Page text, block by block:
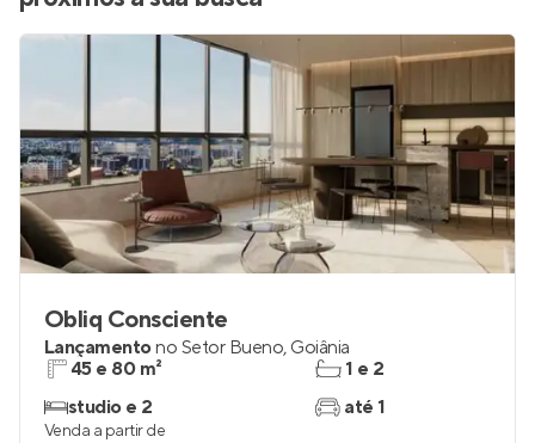
Obliq Consciente
Lançamentono Setor Bueno, Goiânia
45 e 80 m²
studio e 2
1 e 2
até 1
Venda a partir de